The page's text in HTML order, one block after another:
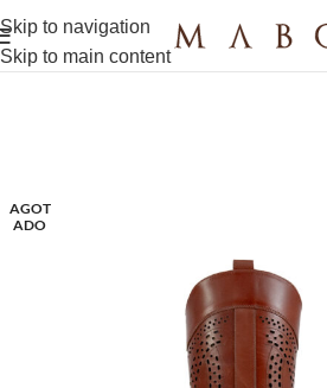
Skip to navigation
Skip to main content
AGOT
ADO